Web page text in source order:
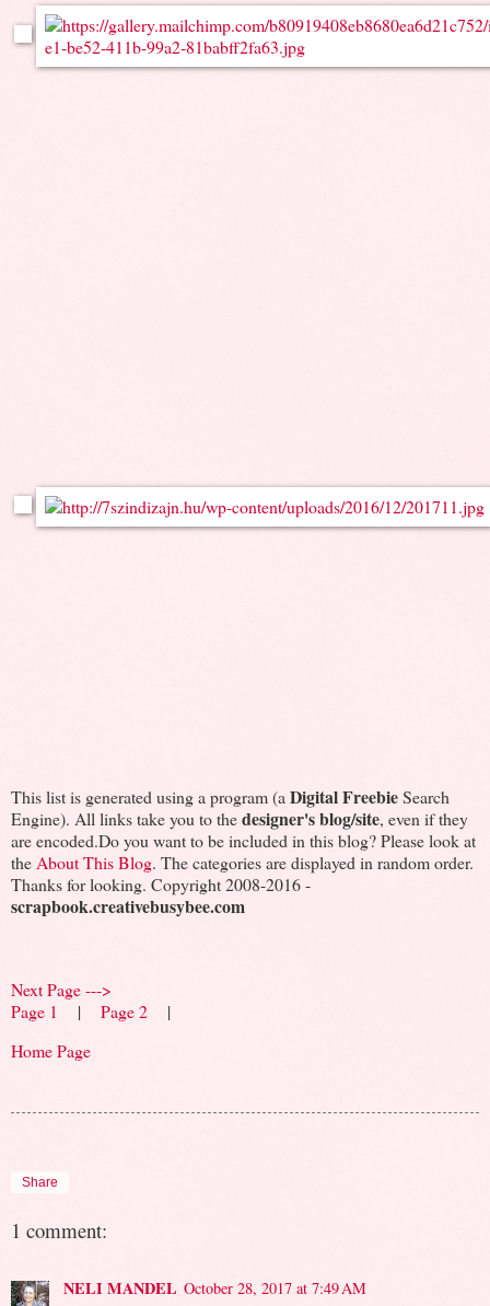
This list is generated using a program (aDigital FreebieSearch
Engine). All links take you to thedesigner's blog/site, even if they
are encoded.Do you want to be included in this blog? Please look at
theAbout This Blog. The categories are displayed in random order.
Thanks for looking. Copyright 2008-2016 -
scrapbook.creativebusybee.com
Next Page --->
Page 1
| Page 2 |
Home Page
Share
1 comment:
NELI MANDEL October 28, 2017 at 7:49 AM